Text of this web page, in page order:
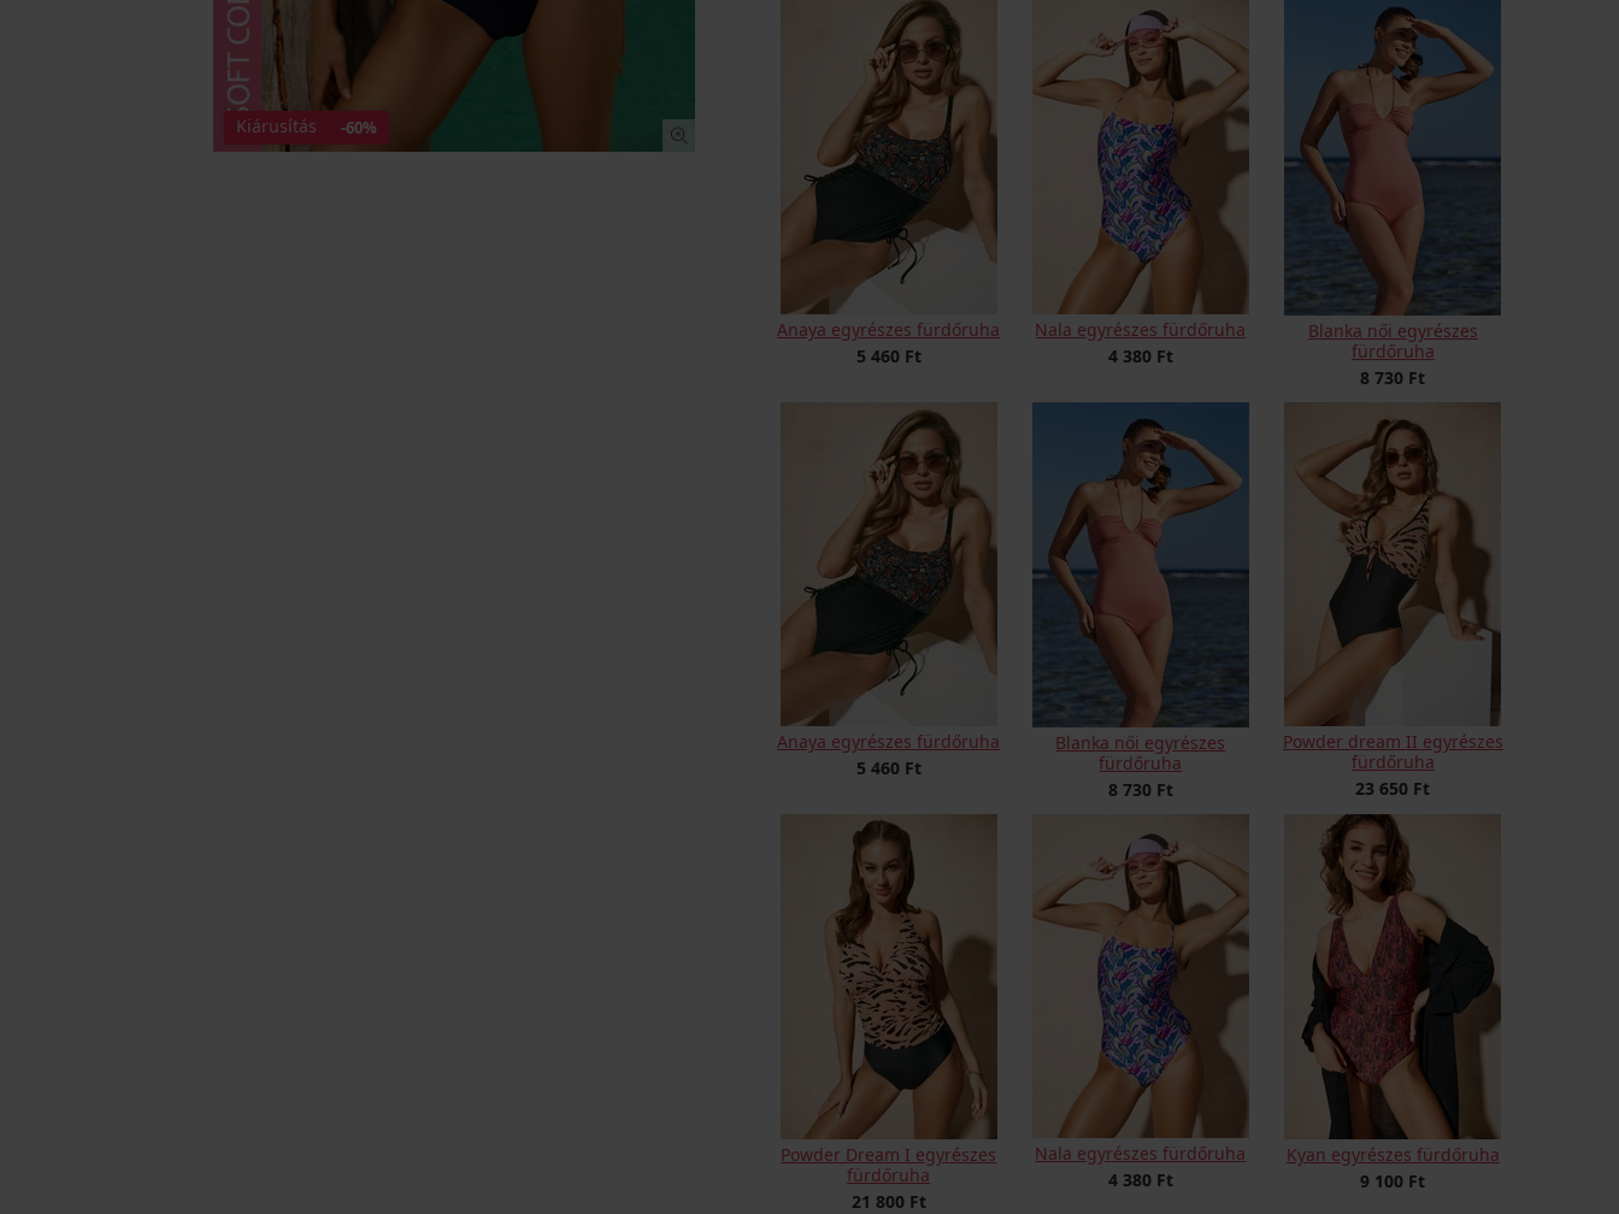
Kiárusítás -60%
Anaya egyrészes fürdőruha
5 460 Ft
Nala egyrészes fürdőruha
4 380 Ft
Blanka női egyrészes
fürdőruha
8 730 Ft
Anaya egyrészes fürdőruha
5 460 Ft
Blanka női egyrészes
fürdőruha
8 730 Ft
Powder dream II egyrészes
fürdőruha
23 650 Ft
Powder Dream I egyrészes
fürdőruha
21 800 Ft
Nala egyrészes fürdőruha
4 380 Ft
Kyan egyrészes fürdőruha
9 100 Ft